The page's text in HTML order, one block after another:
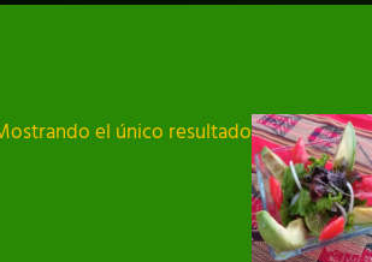
el único resultado